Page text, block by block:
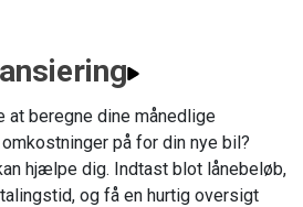
at beregne dine månedlige
på for din nye bil?
hjælpe dig. Indtast blot lånebeløb,
og få en hurtig oversigt